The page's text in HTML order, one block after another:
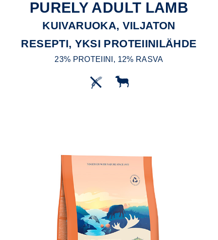
PURELY ADULT LAMB
KUIVARUOKA, VILJATON
RESEPTI, YKSI PROTEIINILÄHDE
23% PROTEIINI, 12% RASVA